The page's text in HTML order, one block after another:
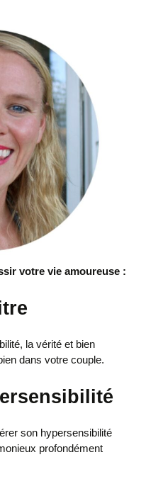
votre vie amoureuse :
la vérité et bien
dans votre couple.
son hypersensibilité
profondément